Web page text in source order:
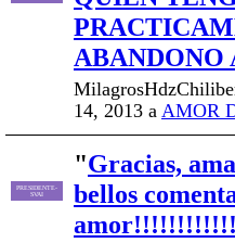
14, 2013 a AMOR
PRESIDENTE-
SVAI
"Gracias,
bellos